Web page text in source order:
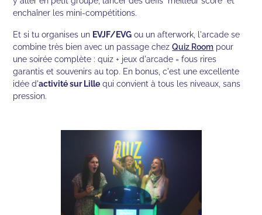
enchaîner les mini-compétitions.
Et si tu organises un EVJF/EVG ou un afterwork, l'arcade se
combine très bien avec un passage chezQuiz Room pour
une soirée complète : quiz + jeux d'arcade = fous rires
garantis et souvenirs au top. En bonus, c'est une excellente
idée d'activité sur Lille qui convient à tous les niveaux, sans
pression.